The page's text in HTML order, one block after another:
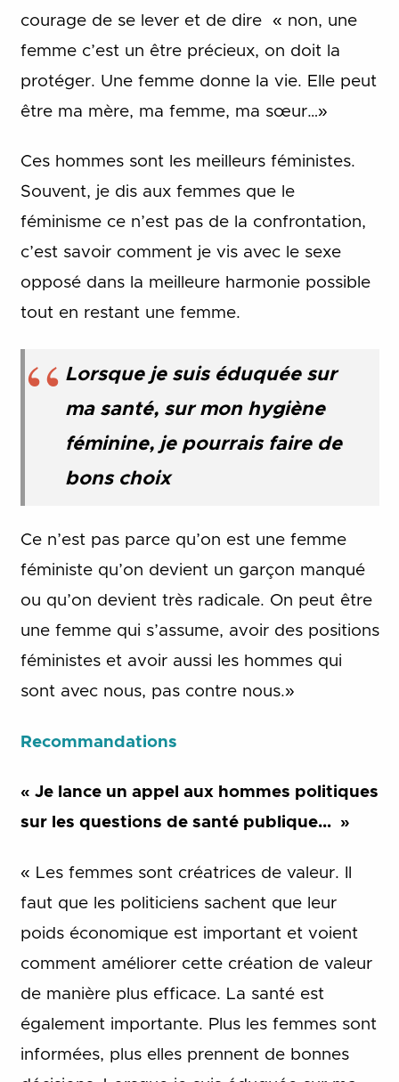
courage de se lever et de dire « non, une
femme c’est un être précieux, on doit la
protéger. Une femme donne la vie. Elle peut
être ma mère, ma femme, ma sœur…»
Ces hommes sont les meilleurs féministes.
Souvent, je dis aux femmes que le
féminisme ce n’est pas de la confrontation,
c’est savoir comment je vis avec le sexe
opposé dans la meilleure harmonie possible
tout en restant une femme.
Lorsque je suis éduquée sur
ma santé, sur mon hygiène
féminine, je pourrais faire de
bons choix
Ce n’est pas parce qu’on est une femme
féministe qu’on devient un garçon manqué
ou qu’on devient très radicale. On peut être
une femme qui s’assume, avoir des positions
féministes et avoir aussi les hommes qui
sont avec nous, pas contre nous.»
Recommandations
« Je lance un appel aux hommes politiques
sur les questions de santé publique… »
« Les femmes sont créatrices de valeur. Il
faut que les politiciens sachent que leur
poids économique est important et voient
comment améliorer cette création de valeur
de manière plus efficace. La santé est
également importante. Plus les femmes sont
informées, plus elles prennent de bonnes